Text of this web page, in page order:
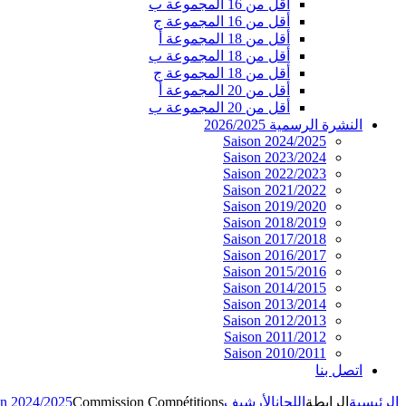
أقل من 16 المجموعة ب
أقل من 16 المجموعة ج
أقل من 18 المجموعة أ
أقل من 18 المجموعة ب
أقل من 18 المجموعة ج
أقل من 20 المجموعة أ
أقل من 20 المجموعة ب
النشرة الرسمية 2026/2025
Saison 2024/2025
Saison 2023/2024
Saison 2022/2023
Saison 2021/2022
Saison 2019/2020
Saison 2018/2019
Saison 2017/2018
Saison 2016/2017
Saison 2015/2016
Saison 2014/2015
Saison 2013/2014
Saison 2012/2013
Saison 2011/2012
Saison 2010/2011
اتصل بنا
الرئيسية الرابطة اللجانالأرشيف 2024/2025Commission Compétitions